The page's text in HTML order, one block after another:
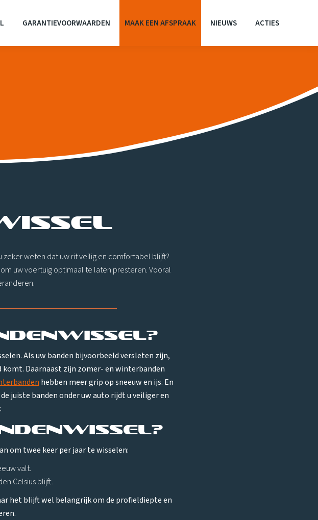
GARANTIEVOORWAARDEN MAAK EEN AFSPRAAK NIEUWS ACTIES
zeker weten dat uw rit veilig en comfortabel blijft?
uw voertuig optimaal te laten presteren. Vooral
Als uw banden bijvoorbeeld versleten zijn,
Daarnaast zijn zomer- en winterbanden
hebben meer grip op sneeuw en ijs. En
juiste banden onder uw auto rijdt u veiliger en
om twee keer per jaar te wisselen:
valt.
Celsius blijft.
het blijft wel belangrijk om de profieldiepte en